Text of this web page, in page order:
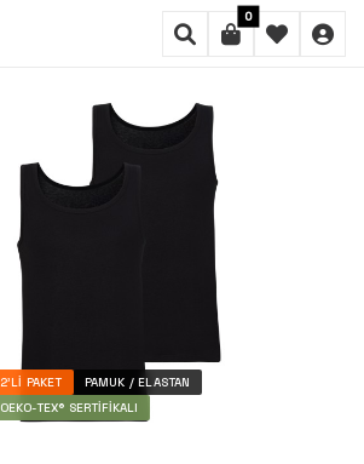
0
2'LI PAKET
PAMUK / ELASTAN
OEKO-TEX® SERTIFIKALI